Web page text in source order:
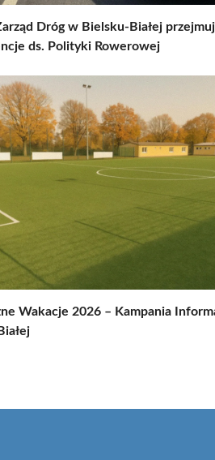
Dróg w Bielsku-Białej
ds. Polityki Rowerowej
Wakacje 2026 – Kampania